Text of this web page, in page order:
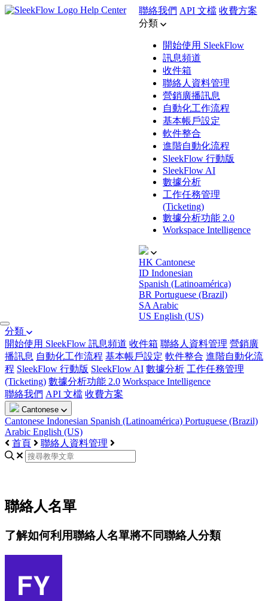
Help Center 聯絡我們 API 文檔 收費方案
分類
開始使用 SleekFlow
訊息頻道
收件箱
聯絡人資料管理
營銷廣播訊息
自動化工作流程
基本帳戶設定
軟件整合
進階自動化流程
SleekFlow 行動版
SleekFlow AI
數據分析
工作任務管理
(Ticketing)
數據分析功能 2.0
Workspace Intelligence
HK Cantonese
ID Indonesian
Spanish (Latinoamérica)
BR Portuguese (Brazil)
SA Arabic
US English (US)
分類
開始使用 SleekFlow 訊息頻道 收件箱 聯絡人資料管理 營銷廣
播訊息 自動化工作流程 基本帳戶設定 軟件整合 進階自動化流
程 SleekFlow 行動版 SleekFlow AI 數據分析 工作任務管理
(Ticketing) 數據分析功能 2.0 Workspace Intelligence
聯絡我們 API 文檔 收費方案
Cantonese
Cantonese Indonesian Spanish (Latinoamérica) Portuguese (Brazil)
Arabic English (US)
首頁
聯絡人資料管理
聯絡人名單
了解如何利用聯絡人名單將不同聯絡人分類